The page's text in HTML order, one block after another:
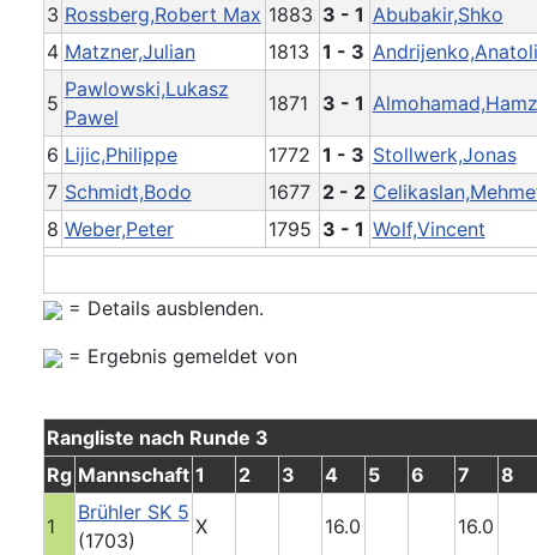
3 Rossberg,Robert Max 1883 3 - 1 Abubakir,Shko
4 Matzner,Julian 1813 1 - 3
5
Pawlowski,Lukasz
Pawel
1871 3 - 1
6 Lijic,Philippe 1772 1 - 3 Stollwerk,Jonas
7 Schmidt,Bodo 1677 2 - 2
8 Weber,Peter 1795 3 - 1 Wolf,Vincent
= Details ausblenden.
= Ergebnis gemeldet von
Rangliste nach Runde 3
Rg Mannschaft 1 2 3 4 5 6 7 8
1
Brühler SK 5
(1703)
X 16.0 16.0